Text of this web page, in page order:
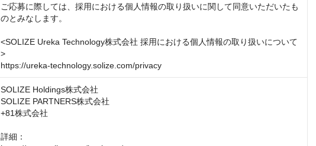
ご応募に際しては、採用における個人情報の取り扱いに関して同意いただいたも
のとみなします。
<SOLIZE Ureka Technology株式会社 採用における個人情報の取り扱いについて
>
https://ureka-technology.solize.com/privacy
SOLIZE Holdings株式会社
SOLIZE PARTNERS株式会社
+81株式会社
詳細：